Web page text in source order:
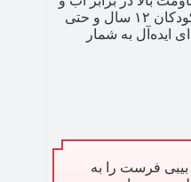
تعریق، برای نوزادان از ۶ ماهگی تا کودکان ۱۲ سال و حتی
ایده‌آل به شمار
فرست را به